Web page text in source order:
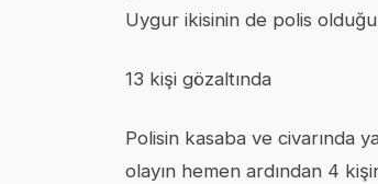
Uygur ikisinin de polis
13 kişi gözaltında
Polisin kasaba ve civarında
olayın hemen ardından 4